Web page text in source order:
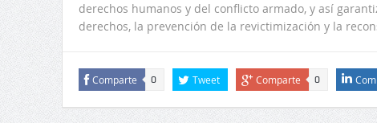
derechos humanos y del conflicto armado, y así
derechos, la prevención de la revictimización y la
Comparte 0 Tweet Comparte 0